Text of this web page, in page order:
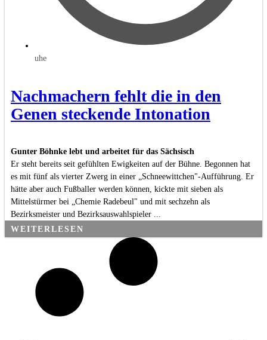
uhe
Nachmachern fehlt die in den
Genen steckende Intonation
Gunter Böhnke lebt und arbeitet für das Sächsisch
Er steht bereits seit gefühlten Ewigkeiten auf der Bühne. Begonnen hat
es mit fünf als vierter Zwerg in einer „Schneewittchen"-Aufführung. Er
hätte aber auch Fußballer werden können, kickte mit sieben als
Mittelstürmer bei „Chemie Radebeul" und mit sechzehn als
Bezirksmeister und Bezirksauswahlspieler ...
WEITERLESEN